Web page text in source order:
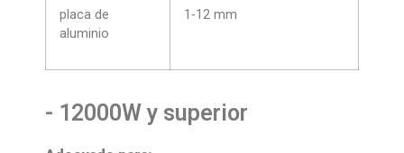
placa de
aluminio
1-12 mm
- 12000W y superior